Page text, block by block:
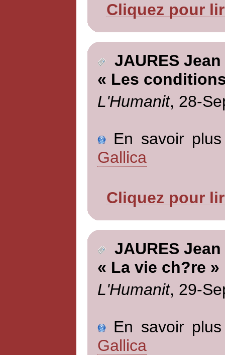
Cliquez pour
JAURES Jean
« Les
L'Humanit, 28-
En savoir
Gallica
Cliquez pour
JAURES Jean
« La vie ch?re »
L'Humanit, 29-
En savoir
Gallica